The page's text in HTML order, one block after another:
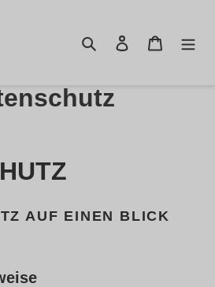
Search Log in Cart
AUF EINEN BLICK